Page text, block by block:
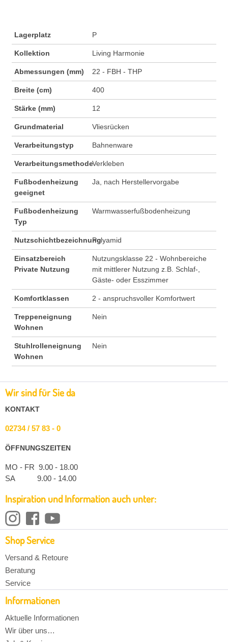
Lagerplatz P
Kollektion Living Harmonie
Abmessungen (mm) 22 - FBH - THP
Breite (cm) 400
Stärke (mm) 12
Grundmaterial Vliesrücken
Verarbeitungstyp Bahnenware
VerarbeitungsmethodeVerkleben
Fußbodenheizung
geeignet
Ja, nach Herstellervorgabe
Fußbodenheizung
Typ
Warmwasserfußbodenheizung
NutzschichtbezeichnungPolyamid
Einsatzbereich
Private Nutzung
Nutzungsklasse 22 - Wohnbereiche
mit mittlerer Nutzung z.B. Schlaf-,
Gäste- oder Esszimmer
Komfortklassen 2 - anspruchsvoller Komfortwert
Treppeneignung
Wohnen
Nein
Stuhlrolleneignung
Wohnen
Nein
Wir sind für Sie da
KONTAKT
02734 / 57 83 - 0
ÖFFNUNGSZEITEN
MO - FR 9.00 - 18.00
SA 9.00 - 14.00
Inspiration und Information auch unter:
Shop Service
Versand & Retoure
Beratung
Service
Informationen
Aktuelle Informationen
Wir über uns…